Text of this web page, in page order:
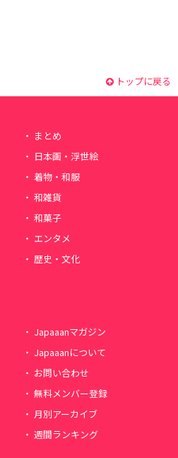
トップに戻る
まとめ
日本画・浮世絵
着物・和服
和雑貨
和菓子
エンタメ
歴史・文化
Japaaanマガジン
Japaaanについて
お問い合わせ
無料メンバー登録
月別アーカイブ
週間ランキング